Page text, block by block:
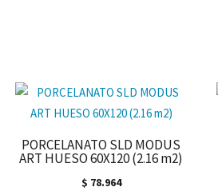
PORCELANATO SLD MODUS
ART HUESO 60X120 (2.16 m2)
$ 78.964